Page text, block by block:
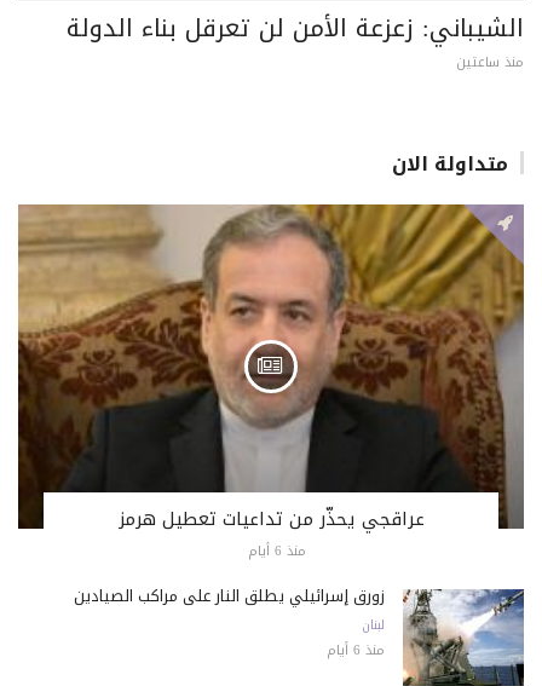
الشيباني: زعزعة الأمن لن تعرقل بناء الدولة
منذ ساعتين
متداولة الان
عراقجي يحذّر من تداعيات تعطيل هرمز
منذ 6 أيام
زورق إسرائيلي يطلق النار على مراكب الصيادين
لبنان
منذ 6 أيام